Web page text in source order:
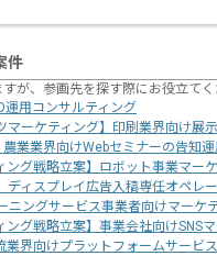
件
が、参画先を探す際にお役立て
運用コンサルティング
マーケティング】印刷業界向け展
農業業界向けWebセミナーの告知運
ング戦略立案】ロボット事業マー
ディスプレイ広告入稿専任オペレ
ニングサービス事業者向けマーケ
ング戦略立案】事業会社向けSNS
業界向けプラットフォームサービ